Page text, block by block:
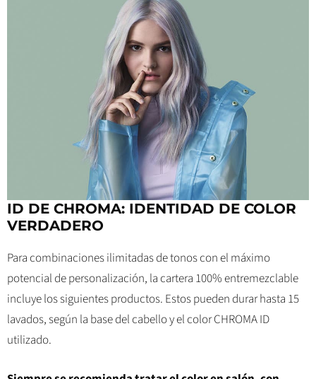
ID DE CHROMA: IDENTIDAD DE COLOR
VERDADERO
Para combinaciones ilimitadas de tonos con el máximo
potencial de personalización, la cartera 100% entremezclable
incluye los siguientes productos. Estos pueden durar hasta 15
lavados, según la base del cabello y el color CHROMA ID
utilizado.